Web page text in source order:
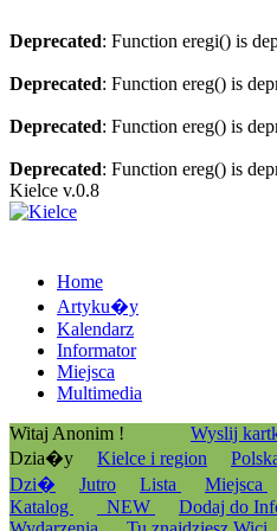
Deprecated: Function eregi() is
Deprecated: Function ereg() is
Deprecated: Function ereg() is
Deprecated: Function ereg() is
Kielce v.0.8
Home
Artyku�y
Kalendarz
Informator
Miejsca
Multimedia
Witaj Anonim !
Wyslij
Dzia�y
Kielce i region
Dzi�
Jutro Lista Miejsca
Katalog
_NEW Dodaj do